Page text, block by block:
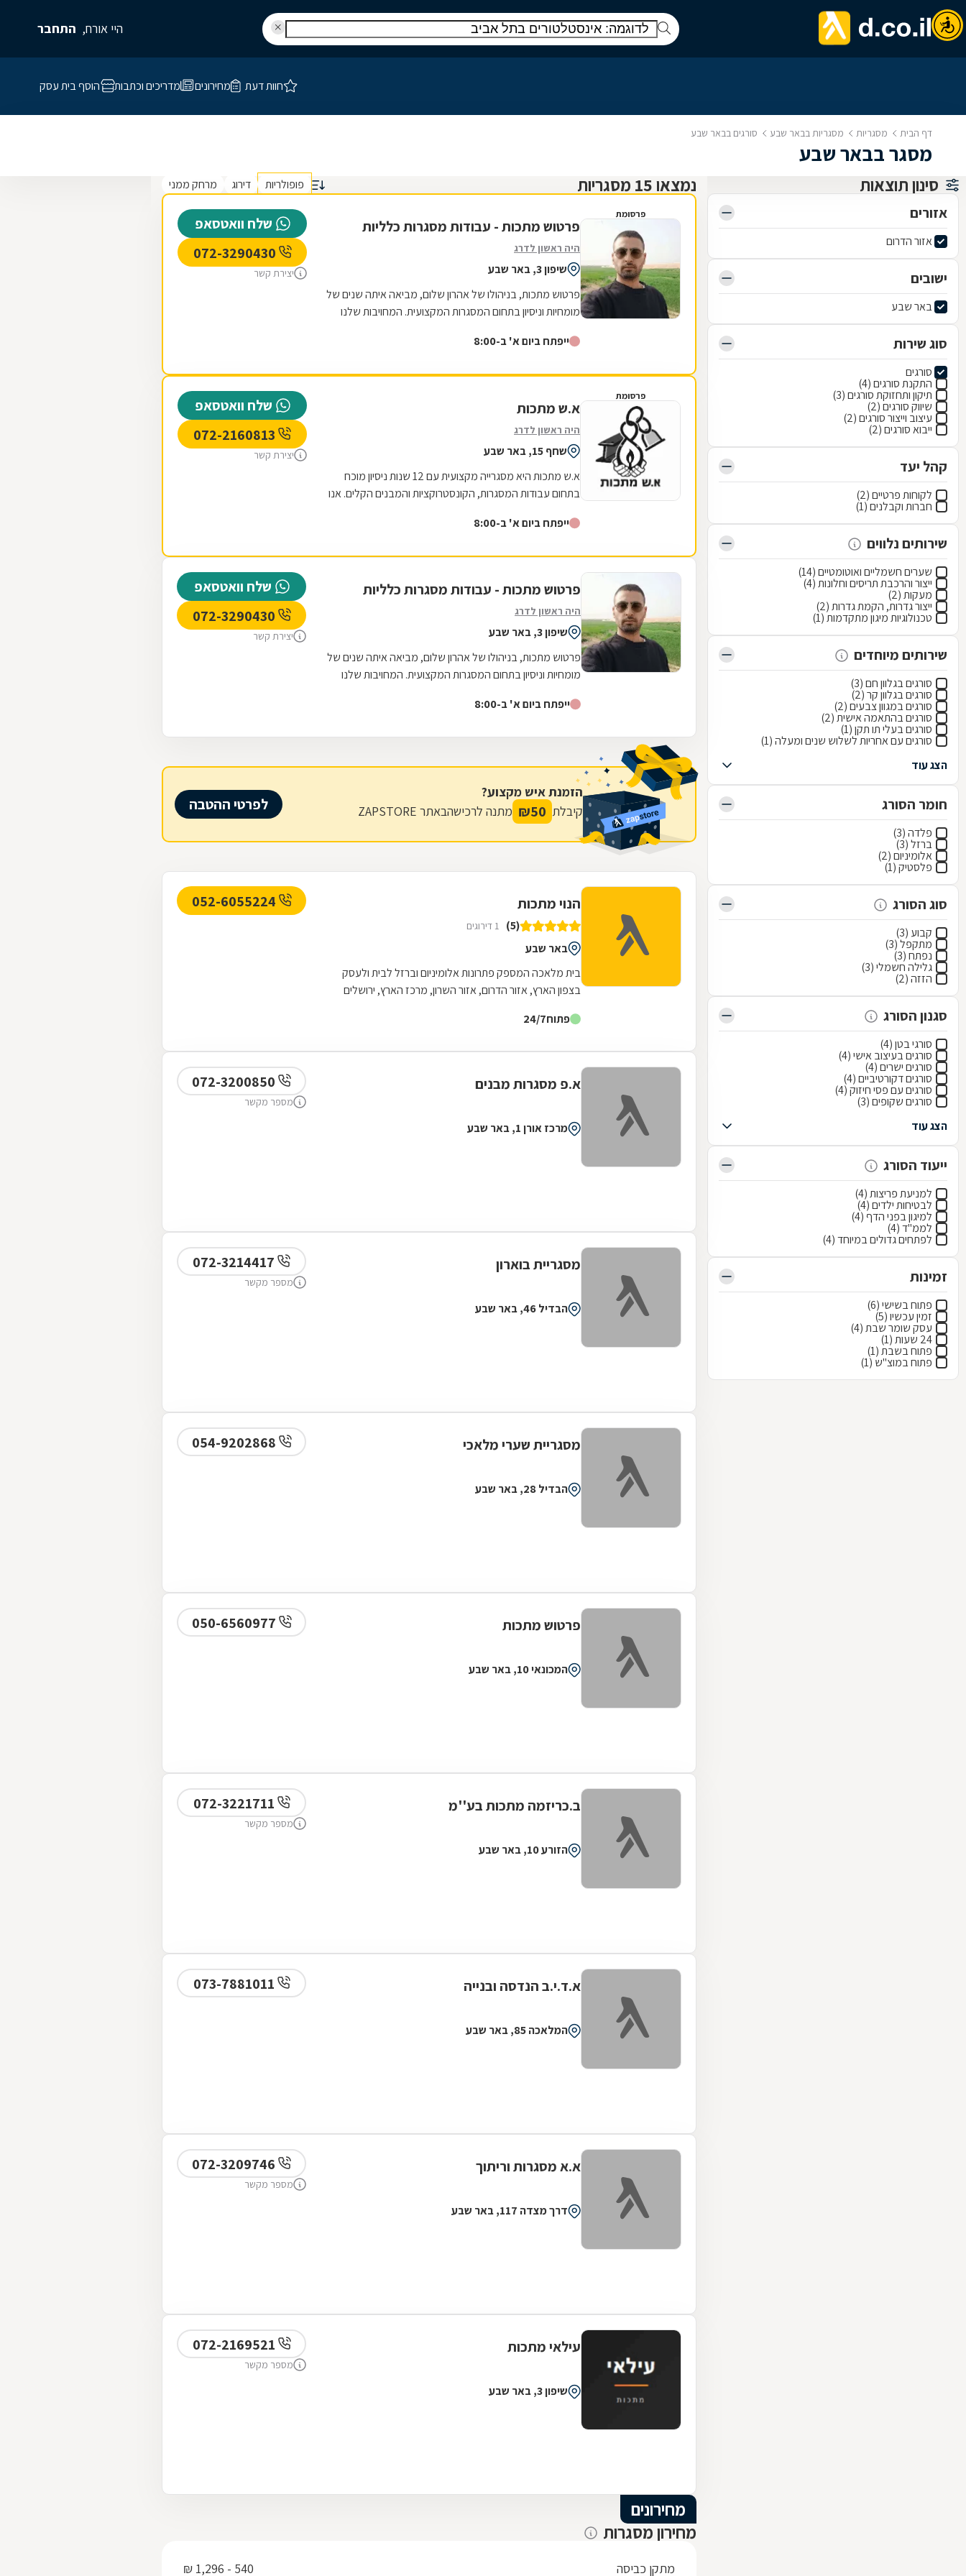
היי אורח, התחבר
חוות דעת מחירונים מדריכים וכתבות הוסף בית עסק
דף הבית מסגריות מסגריות בבאר שבע סורגים בבאר שבע
מסגר בבאר שבע
סינון תוצאות
אזורים
אזור הדרום
ישובים
באר שבע
סוג שירות
סורגים
התקנת סורגים (4)
תיקון ותחזוקת סורגים (3)
שיווק סורגים (2)
עיצוב וייצור סורגים (2)
ייבוא סורגים (2)
קהל יעד
לקוחות פרטיים (2)
חברות וקבלנים (1)
שירותים נלווים
שערים חשמליים ואוטומטיים (14)
ייצור והרכבת תריסים וחלונות (4)
מעקות (2)
ייצור גדרות, הקמת גדרות (2)
טכנולוגיות מיגון מתקדמות (1)
שירותים מיוחדים
סורגים בגלוון חם (3)
סורגים בגלוון קר (2)
סורגים במגוון צבעים (2)
סורגים בהתאמה אישית (2)
סורגים בעלי תו תקן (1)
סורגים עם אחריות לשלוש שנים ומעלה (1)
הצג עוד
חומר הסורג
פלדה (3)
ברזל (3)
אלומיניום (2)
פלסטיק (1)
סוג הסורג
קבוע (3)
מתקפל (3)
נפתח (3)
גלילה חשמלי (3)
הזזה (2)
סגנון הסורג
סורגי בטן (4)
סורגים בעיצוב אישי (4)
סורגים ישרים (4)
סורגים דקורטיביים (4)
סורגים עם פסי חיזוק (4)
סורגים שקופים (3)
הצג עוד
ייעוד הסורג
למניעת פריצות (4)
לבטיחות ילדים (4)
למיגון בפני הדף (4)
לממ"ד (4)
לפתחים גדולים במיוחד (4)
זמינות
פתוח בשישי (6)
זמין עכשיו (5)
עסק שומר שבת (4)
24 שעות (1)
פתוח בשבת (1)
פתוח במוצ"ש (1)
נמצאו 15 מסגריות פופולריות דירוג מרחק ממני
פרסומת
פרטוש מתכות - עבודות מסגרות כלליות
היה ראשון לדרג
שיפון 3, באר שבע
פרטוש מתכות, בניהולו של אהרון שלום, מביאה איתה שנים של
מומחיות וניסיון בתחום המסגרות המקצועית. המחויבות שלנו
ייפתח ביום א' ב-8:00
שלח וואטסאפ
יצירת קשר
פרסומת
א.ש מתכות
היה ראשון לדרג
שחף 15, באר שבע
א.ש מתכות היא מסגרייה מקצועית עם 12 שנות ניסיון מוכח
בתחום עבודות המסגרות, הקונסטרוקציות והמבנים הקלים. אנו
ייפתח ביום א' ב-8:00
שלח וואטסאפ
יצירת קשר
פרטוש מתכות - עבודות מסגרות כלליות
היה ראשון לדרג
שיפון 3, באר שבע
פרטוש מתכות, בניהולו של אהרון שלום, מביאה איתה שנים של
מומחיות וניסיון בתחום המסגרות המקצועית. המחויבות שלנו
ייפתח ביום א' ב-8:00
שלח וואטסאפ
יצירת קשר
הזמנת איש מקצוע?
קיבלת 50
₪ מתנה לרכישהבאתר ZAPSTORE לפרטי ההטבה
הנוי מתכות
(5) 1 דירוגים
באר שבע
בית מלאכה המספק פתרונות אלומיניום וברזל לבית ולעסק
בצפון הארץ, אזור הדרום, אזור השרון, מרכז הארץ, ירושלים
פתוח24/7
א.פ מסגרות מבנים
מרכז אורן 1, באר שבע
מספר מקשר
מסגריית בוארון
הבדיל 46, באר שבע
מספר מקשר
מסגריית שערי מלאכי
הבדיל 28, באר שבע
פרטוש מתכות
המכונאי 10, באר שבע
ב.כריזמה מתכות בע''מ
הזורע 10, באר שבע
מספר מקשר
א.ד.י.ב הנדסה ובנייה
המלאכה 85, באר שבע
א.א מסגרות וריתוך
דרך מצדה 117, באר שבע
מספר מקשר
עילאי מתכות
שיפון 3, באר שבע
מספר מקשר
מחירונים
מחירון מסגרות
מתקן כביסה 540 - 1,296 ₪